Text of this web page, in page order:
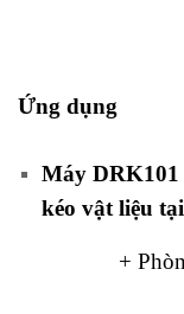
Ứng dụng
Máy DRK101
kéo vật liệu
+ Phòng